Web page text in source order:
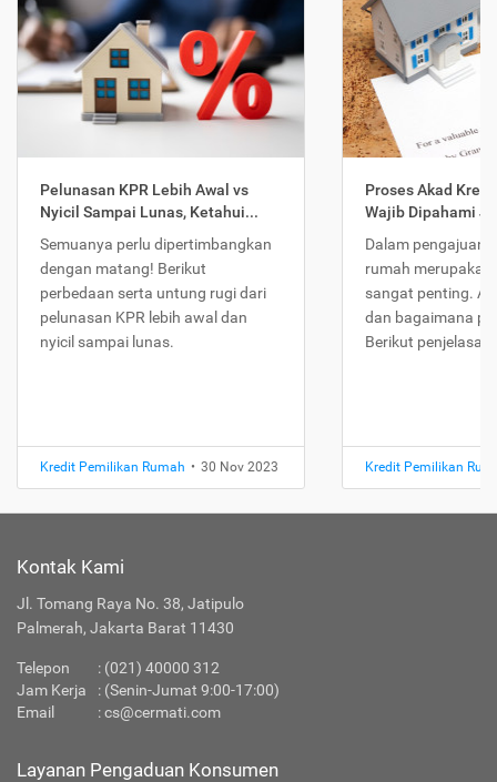
Pelunasan KPR Lebih Awal vs
Nyicil Sampai Lunas, Ketahui...
Semuanya perlu dipertimbangkan
dengan matang! Berikut
perbedaan serta untung rugi dari
pelunasan KPR lebih awal dan
nyicil sampai lunas.
Kredit Pemilikan Rumah • 30 Nov 2023
Proses Akad
Wajib Dipahami
Dalam pengajuan
rumah
sangat penting.
dan bagaimana
Berikut
Kredit Pemilikan
Kontak Kami
Jl. Tomang Raya No. 38, Jatipulo
Palmerah, Jakarta Barat 11430
Telepon : (021) 40000 312
Jam Kerja
: (Senin-Jumat 9:00-17:00)
Email
:cs@cermati.com
Layanan Pengaduan Konsumen